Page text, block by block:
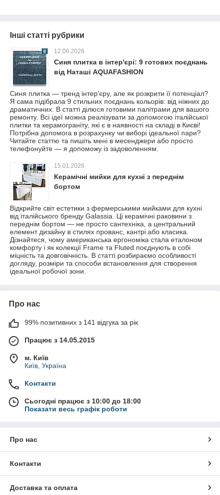
Інші статті рубрики
12.06.2026
Синя плитка в інтер'єрі: 9 готових поєднань
від Наташі AQUAFASHION
Синя плитка — тренд інтер'єру, але як розкрити її потенціал?
Я сама підібрала 9 стильних поєднань кольорів: від ніжних до
драматичних. В статті ділюся готовими палітрами для вашого
ремонту. Всі ідеї можна реалізувати за допомогою італійської
плитки та керамограніту, які є в наявності на складі в Києві!
Потрібна допомога в розрахунку чи виборі ідеальної пари?
Читайте статтю та пишіть мені в месенджери або просто
телефонуйте — я допоможу із задоволенням.
15.01.2026
Керамічні мийки для кухні з переднім
бортом
Відкрийте світ естетики з фермерськими мийками для кухні
від італійського бренду Galassia. Ці керамічні раковини з
переднім бортом — не просто сантехніка, а центральний
елемент дизайну в стилях прованс, кантрі або класика.
Дізнайтеся, чому американська ергономіка стала еталоном
комфорту і як колекції Frame та Fluted поєднують в собі
міцність та довговічність. В статті розбираємо особливості
догляду, розміри та способи встановлення для створення
ідеальної робочої зони.
Про нас
99% позитивних з 141 відгука за рік
Працює з 14.05.2015
м. Київ
Київ, Україна
Контакти
Сьогодні працює з 10:00 до 18:00
Показати весь графік роботи
Про нас
Контакти
Доставка та оплата